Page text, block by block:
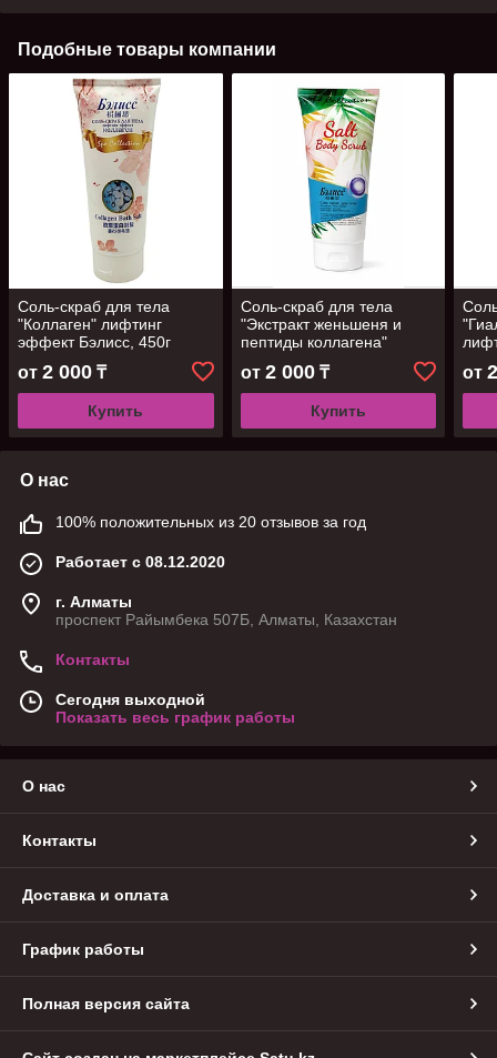
Подобные товары компании
Соль-скраб для тела
"Коллаген" лифтинг
эффект Бэлисс, 450г
от 2 000 ₸
Купить
Соль-скраб для тела
"Экстракт женьшеня и
пептиды коллагена"
от 2 000₸
Купить
от
О нас
100% положительных из 20 отзывов за год
Работает с 08.12.2020
г. Алматы
проспект Райымбека 507Б, Алматы, Казахстан
Контакты
Сегодня выходной
Показать весь график работы
О нас
Контакты
Доставка и оплата
График работы
Полная версия сайта